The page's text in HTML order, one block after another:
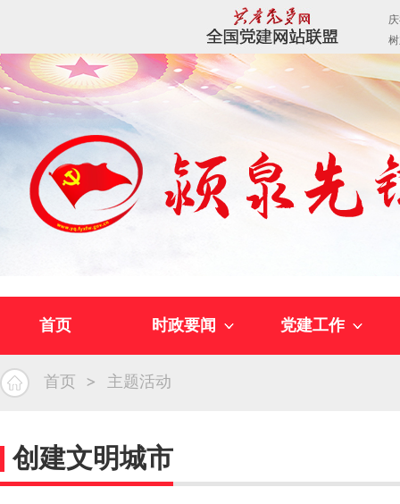
首页 时政要闻 党建工作
首页 主题活动
创建文明城市